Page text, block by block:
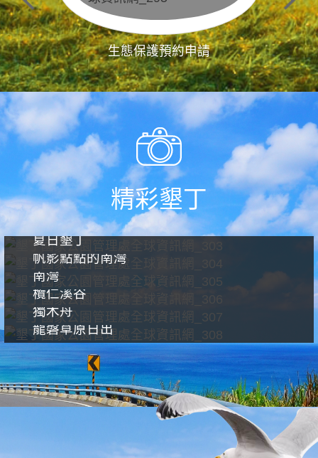
生態保護預約申請
精彩墾丁
夏日墾丁
帆影點點的南灣
南灣
欖仁溪谷
獨木舟
龍磐草原日出